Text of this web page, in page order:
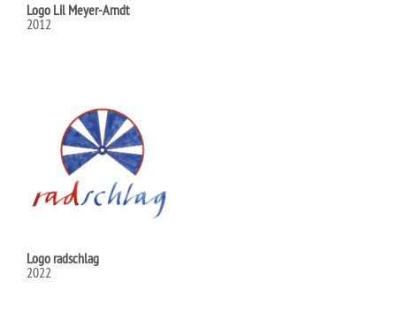
Logo Lil Meyer-Arndt
2012
Logo radschlag
2022